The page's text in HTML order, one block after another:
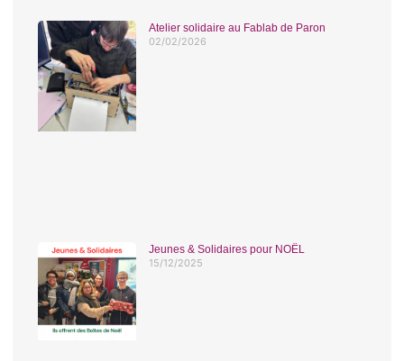
Atelier solidaire au Fablab de Paron
02/02/2026
Jeunes & Solidaires pour NOËL
15/12/2025